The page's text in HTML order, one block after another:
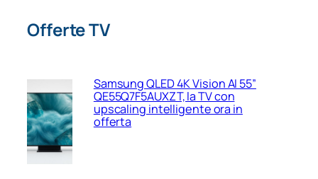
Offerte TV
Samsung QLED 4K Vision AI 55”
QE55Q7F5AUXZT, la TV con
upscaling intelligente ora in
offerta